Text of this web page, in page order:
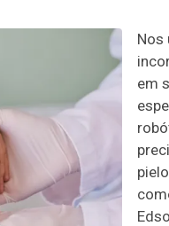
Nos
em